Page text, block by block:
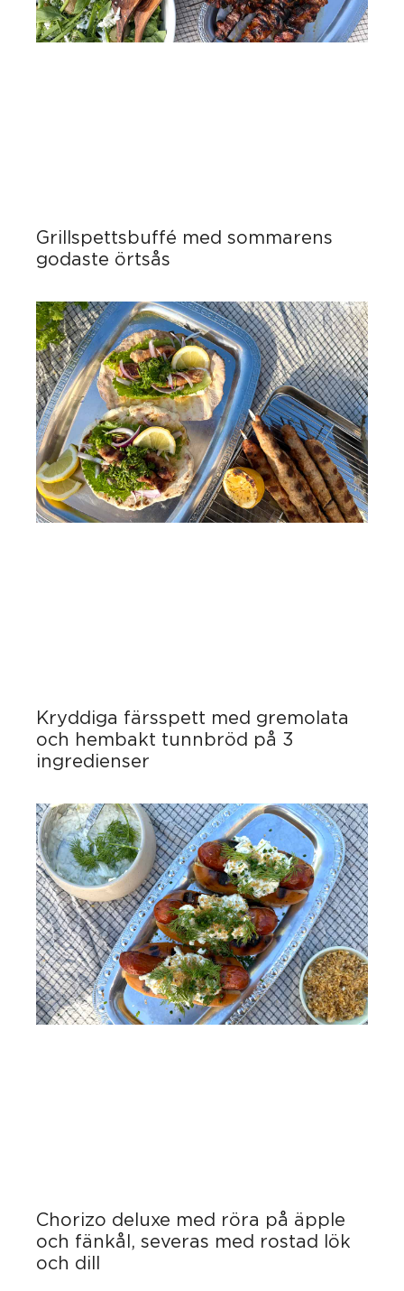
Grillspettsbuffé med sommarens
godaste örtsås
Kryddiga färsspett med gremolata
och hembakt tunnbröd på 3
ingredienser
Chorizo deluxe med röra på äpple
och fänkål, severas med rostad lök
och dill